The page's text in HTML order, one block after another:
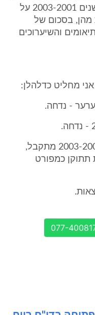
לשנות את שומות המס לשלוש השנים 2003-2001 על
מהן, בסכום של
התיאומים והשיערוכים
- נדחה.
ג. הערעור לעניין שומות השנים 2003-2001 מתקבל,
תתוקן כמפורט